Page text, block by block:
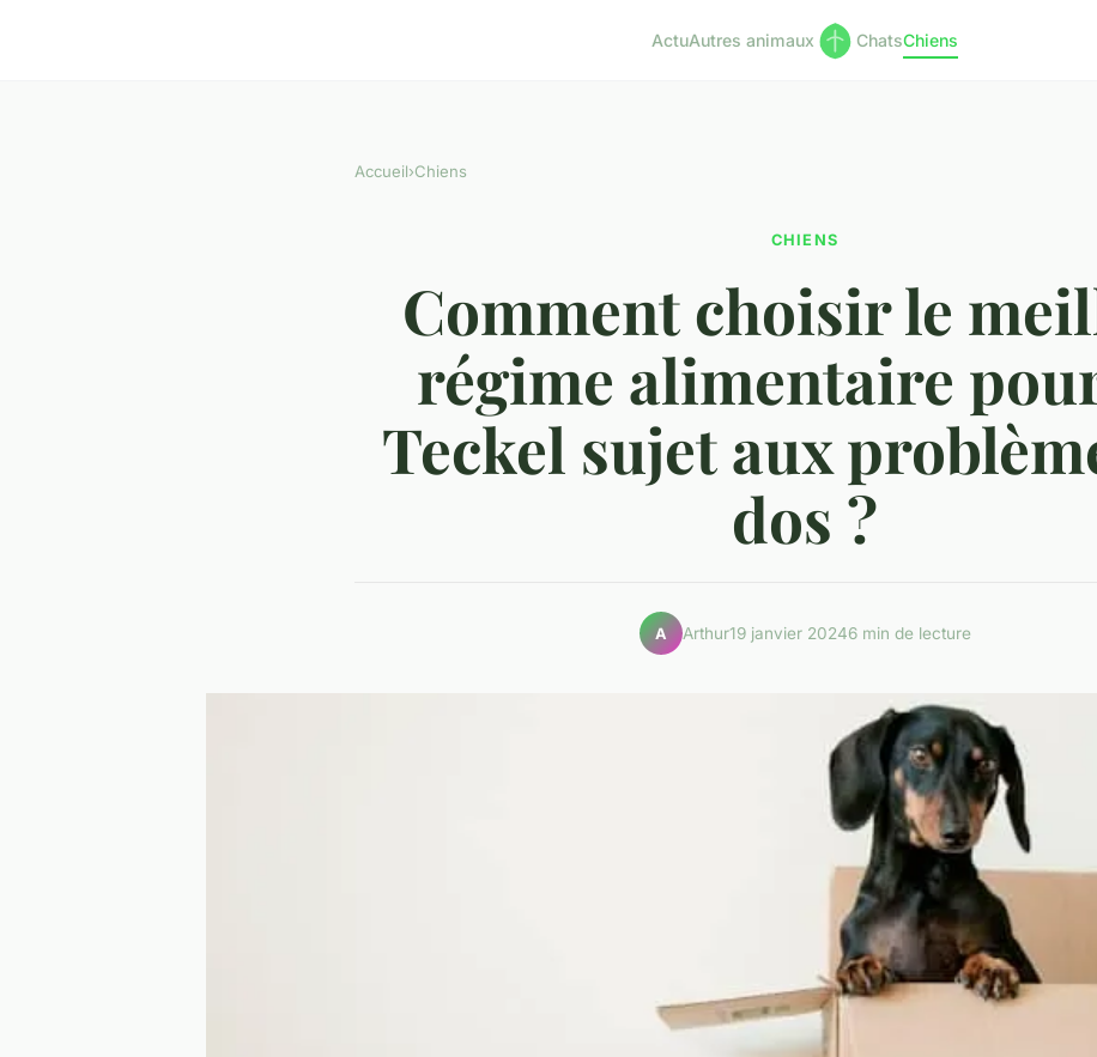
ActuAutres animaux ChatsChiens
Accueil›Chiens
CHIENS
Comment choisir le
régime alimentaire
Teckel sujet aux
dos ?
A Arthur19 janvier 20246 min de lecture